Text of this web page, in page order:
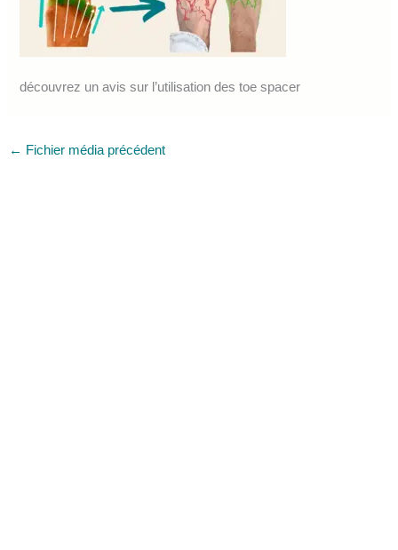
découvrez un avis sur l’utilisation des toe spacer
← Fichier média précédent